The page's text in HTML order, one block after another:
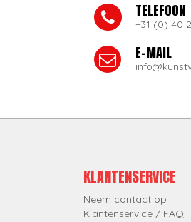
TELEFOON
+31 (0) 40
E-MAIL
KLANTENSERVICE
Neem contact op
Klantenservice / FAQ